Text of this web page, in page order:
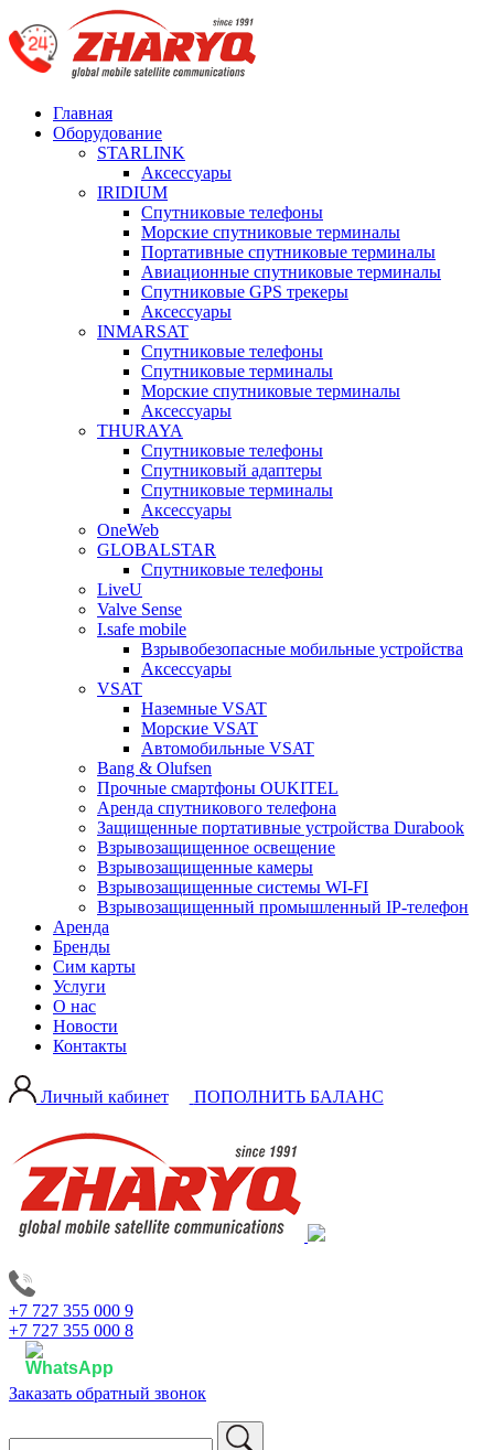
Главная
Оборудование
STARLINK
Аксессуары
IRIDIUM
Спутниковые телефоны
Морские спутниковые терминалы
Портативные спутниковые терминалы
Авиационные спутниковые терминалы
Спутниковые GPS трекеры
Аксессуары
INMARSAT
Спутниковые телефоны
Спутниковые терминалы
Морские спутниковые терминалы
Аксессуары
THURAYA
Спутниковые телефоны
Спутниковый адаптеры
Спутниковые терминалы
Аксессуары
OneWeb
GLOBALSTAR
Спутниковые телефоны
LiveU
Valve Sense
I.safe mobile
Взрывобезопасные мобильные устройства
Аксессуары
VSAT
Наземные VSAT
Морские VSAT
Автомобильные VSAT
Bang & Olufsen
Прочные смартфоны OUKITEL
Аренда спутникового телефона
Защищенные портативные устройства Durabook
Взрывозащищенное освещение
Взрывозащищенные камеры
Взрывозащищенные системы WI-FI
Взрывозащищенный промышленный IP-телефон
Аренда
Бренды
Сим карты
Услуги
О нас
Новости
Контакты
Личный кабинет ПОПОЛНИТЬ БАЛАНС
+7 727 355 000 9
+7 727 355 000 8
Заказать обратный звонок